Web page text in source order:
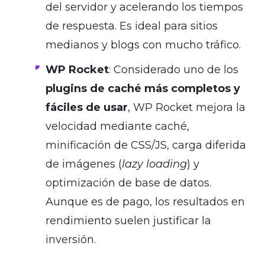
del servidor y acelerando los tiempos
de respuesta. Es ideal para sitios
medianos y blogs con mucho tráfico.
WP Rocket: Considerado uno de los
plugins de caché más completos y
fáciles de usar, WP Rocket mejora la
velocidad mediante caché,
minificación de CSS/JS, carga diferida
de imágenes (lazy loading) y
optimización de base de datos.
Aunque es de pago, los resultados en
rendimiento suelen justificar la
inversión.